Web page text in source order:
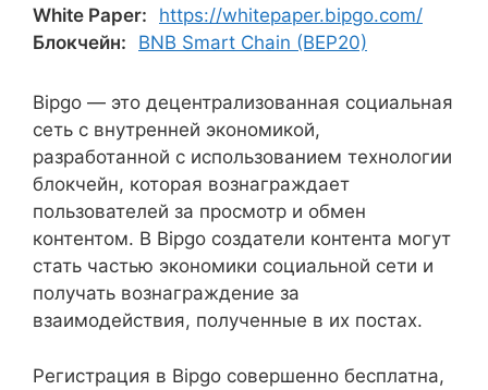
White Paper:
https://whitepaper.bipgo.com/
Блокчейн:
BNB Smart Chain (BEP20)
Bipgo — это децентрализованная социальная
сеть с внутренней экономикой,
разработанной с использованием технологии
блокчейн, которая вознаграждает
пользователей за просмотр и обмен
контентом. В Bipgo создатели контента могут
стать частью экономики социальной сети и
получать вознаграждение за
взаимодействия, полученные в их постах.
Регистрация в Bipgo совершенно бесплатна,